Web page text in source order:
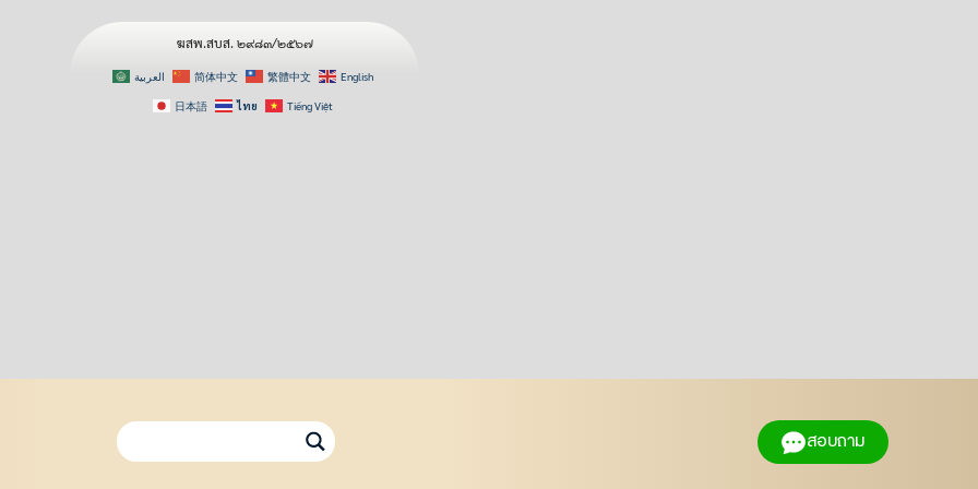
ฆสพ.สบส. ๒๙๘๓/๒๕๖๗
العربية 简体中文 繁體中文 English
日本語 ไทย Tiếng Việt
สอบถาม